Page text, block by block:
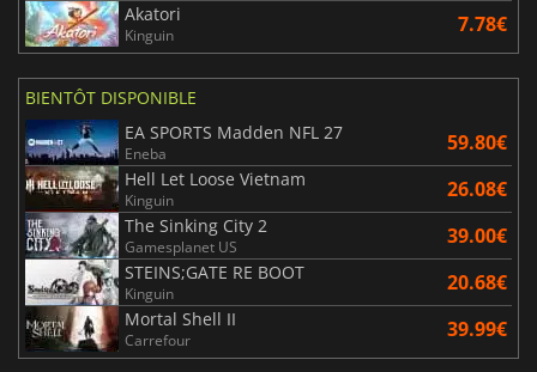
Akatori
Kinguin 7.78€
BIENTÔT DISPONIBLE
EA SPORTS Madden NFL 27
Eneba 59.80€
Hell Let Loose Vietnam
Kinguin 26.08€
The Sinking City 2
Gamesplanet US 39.00€
STEINS;GATE RE BOOT
Kinguin 20.68€
Mortal Shell II
Carrefour 39.99€